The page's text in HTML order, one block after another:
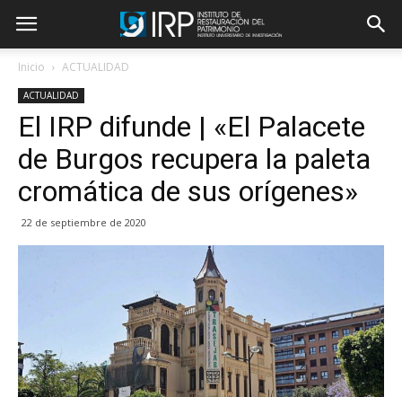
Inicio ACTUALIDAD
ACTUALIDAD
El IRP difunde | «El Palacete
de Burgos recupera la paleta
cromática de sus orígenes»
22 de septiembre de 2020